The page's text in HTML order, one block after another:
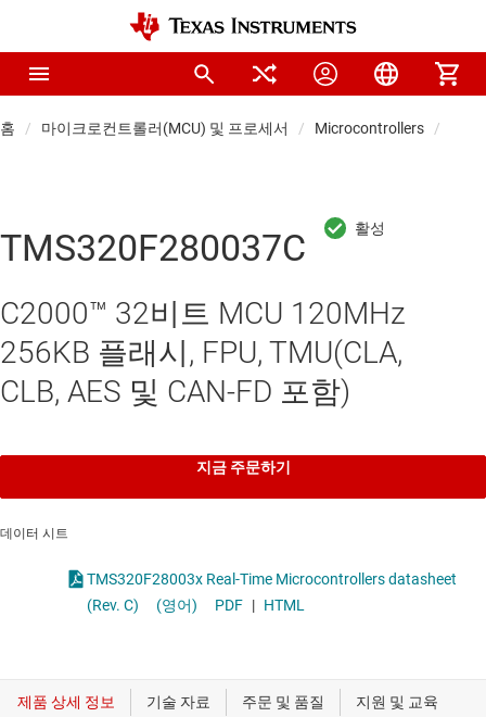
홈 마이크로컨트롤러(MCU) 및 프로세서 Microcontrollers
TMS320F280037C
C2000™ 32비트 MCU 120MHz
256KB 플래시, FPU, TMU(CLA,
CLB, AES 및 CAN-FD 포함)
지금 주문하기
데이터 시트
TMS320F28003x Real-Time Microcontrollers datasheet
(Rev. C)
(영어) PDF | HTML